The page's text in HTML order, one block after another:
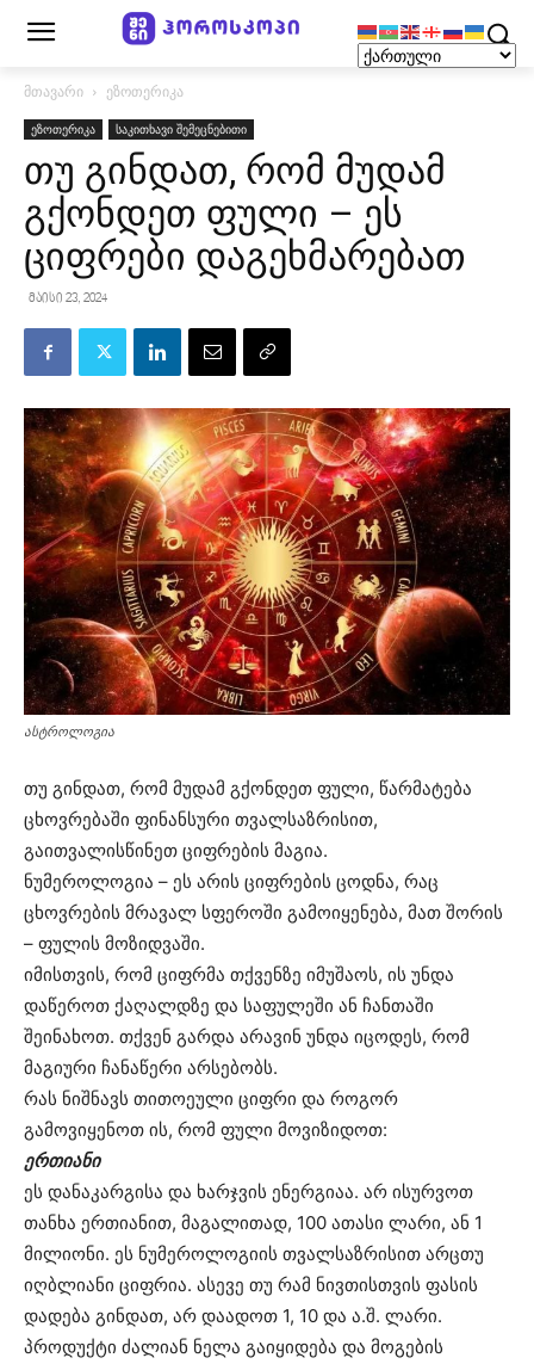
მთავარი ეზოთერიკა
ეზოთერიკა საკითხავი შემეცნებითი
თუ გინდათ, რომ მუდამ
გქონდეთ ფული – ეს
ციფრები დაგეხმარებათ
მაისი 23, 2024
ასტროლოგია
თუ გინდათ, რომ მუდამ გქონდეთ ფული, წარმატება
ცხოვრებაში ფინანსური თვალსაზრისით,
გაითვალისწინეთ ციფრების მაგია.
ნუმეროლოგია – ეს არის ციფრების ცოდნა, რაც
ცხოვრების მრავალ სფეროში გამოიყენება, მათ შორის
– ფულის მოზიდვაში.
იმისთვის, რომ ციფრმა თქვენზე იმუშაოს, ის უნდა
დაწეროთ ქაღალდზე და საფულეში ან ჩანთაში
შეინახოთ. თქვენ გარდა არავინ უნდა იცოდეს, რომ
მაგიური ჩანაწერი არსებობს.
რას ნიშნავს თითოეული ციფრი და როგორ
გამოვიყენოთ ის, რომ ფული მოვიზიდოთ:
ერთიანი
ეს დანაკარგისა და ხარჯვის ენერგიაა. არ ისურვოთ
თანხა ერთიანით, მაგალითად, 100 ათასი ლარი, ან 1
მილიონი. ეს ნუმეროლოგიის თვალსაზრისით არცთუ
იღბლიანი ციფრია. ასევე თუ რამ ნივთისთვის ფასის
დადება გინდათ, არ დაადოთ 1, 10 და ა.შ. ლარი.
პროდუქტი ძალიან ნელა გაიყიდება და მოგების